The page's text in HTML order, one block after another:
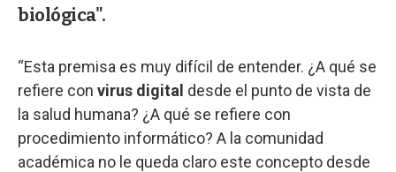
biológica".
“Esta premisa es muy difícil de entender. ¿A qué se
refiere con virus digital desde el punto de vista de
la salud humana? ¿A qué se refiere con
procedimiento informático? A la comunidad
académica no le queda claro este concepto desde